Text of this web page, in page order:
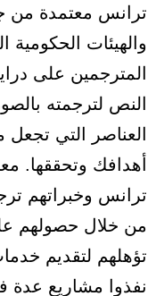
ترانس معتمدة من
والهيئات الحكومية
المترجمين على
النص لترجمته
العناصر التي تجعل
أهدافك
ترانس وخبراتهم
من خلال حصولهم
تؤهلهم لتقديم
نفذوا مشاريع عدة